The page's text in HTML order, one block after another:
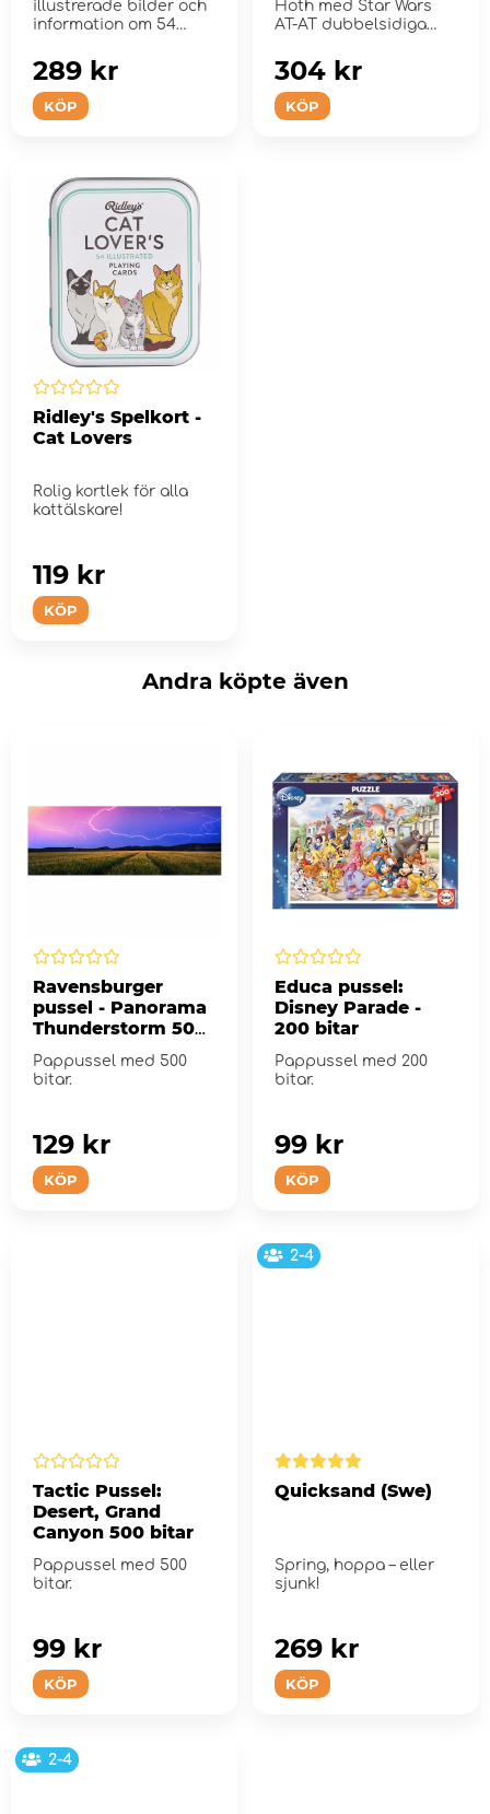
illustrerade bilder och
information om 54
från...
KÖP
289 kr
Hoth med Star Wars
AT-AT dubbelsidiga
KÖP
304 kr
Ridley's Spelkort -
Cat Lovers
Rolig kortlek för alla
kattälskare!
KÖP
119 kr
Andra köpte även
Ravensburger
pussel - Panorama
Thunderstorm 500
Pappussel med 500
bitar.
KÖP
129 kr
Educa pussel:
Disney Parade -
200 bitar
Pappussel med 200
bitar.
KÖP
99 kr
Tactic Pussel:
Desert, Grand
Canyon 500 bitar
Pappussel med 500
bitar.
KÖP
99 kr
2-4
Quicksand (Swe)
Spring, hoppa – eller
sjunk!
KÖP
269 kr
2-4